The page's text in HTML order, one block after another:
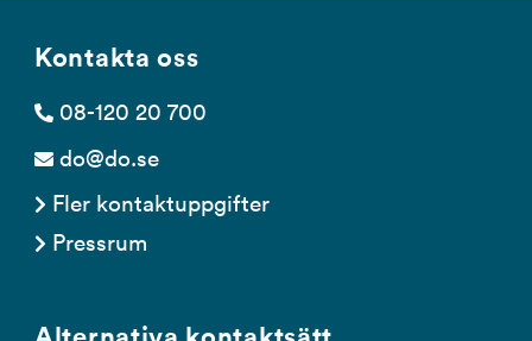
Kontakta oss
08-120 20 700
do@do.se
Fler kontaktuppgifter
Pressrum